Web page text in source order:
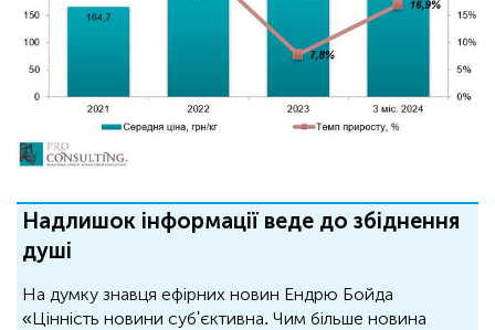
Надлишок інформації веде до збіднення
душі
На думку знавця ефірних новин Ендрю Бойда
«Цінність новини суб'єктивна. Чим більше новина